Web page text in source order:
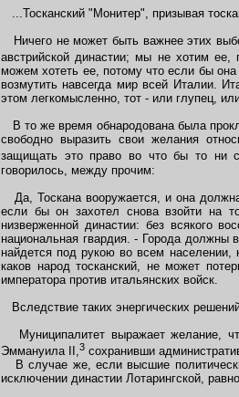
...Тосканский "Монитер", призывая
Ничего не может быть важнее этих
австрийской династии; мы не хотим ее,
можем хотеть ее, потому что если бы
возмутить навсегда мир всей Италии.
этом легкомысленно, тот - или глупец,
В то же время обнародована была
свободно выразить свои желания
защищать это право во что бы то ни
говорилось, между прочим:
Да, Тоскана вооружается, и она
если бы он захотел снова взойти на
низверженной династии: без всякого
национальная гвардия. - Города должны
найдется под рукою во всем населении,
каков народ тосканский, не может
императора против итальянских войск.
Вследствие таких энергических
Муниципалитет выражает желание,
Эммануила II,
3 сохранивши
В случае же, если высшие
исключении династии Лотарингской,